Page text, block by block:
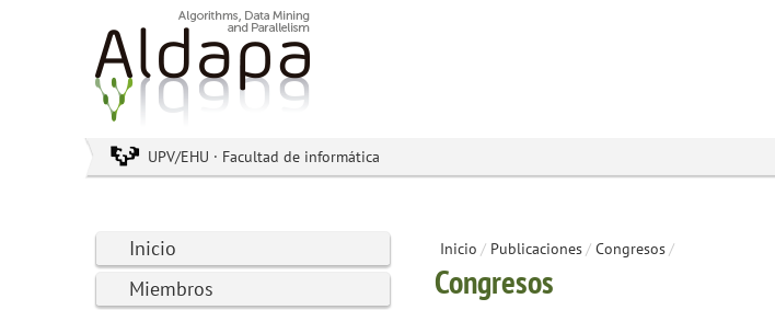
UPV/EHU · Facultad de informática
Inicio
Miembros
Inicio / Publicaciones/ Congresos/
Congresos